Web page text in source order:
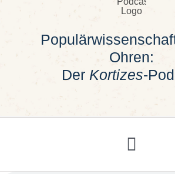
Datenschutz
Ohren:
Der Kortizes-
Toggle